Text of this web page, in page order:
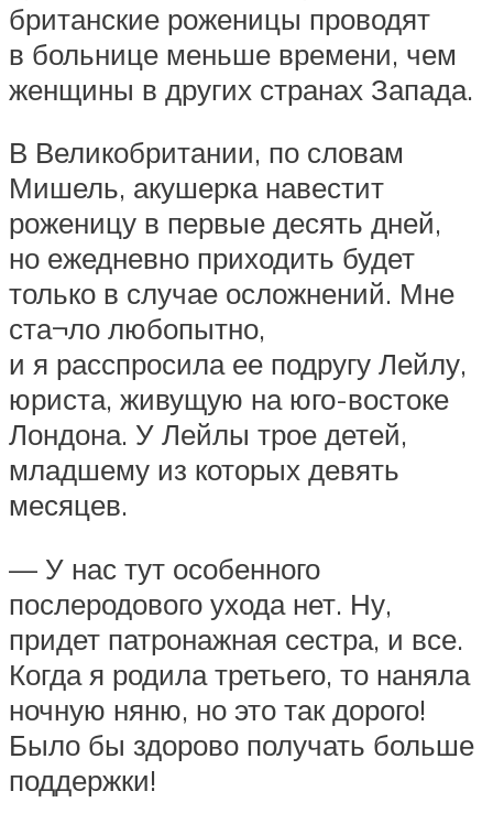
британские роженицы проводят
в больнице меньше времени, чем
женщины в других странах Запада.
В Великобритании, по словам
Мишель, акушерка навестит
роженицу в первые десять дней,
но ежедневно приходить будет
только в случае осложнений. Мне
ста¬ло любопытно,
и я расспросила ее подругу Лейлу,
юриста, живущую на юго-востоке
Лондона. У Лейлы трое детей,
младшему из которых девять
месяцев.
— У нас тут особенного
послеродового ухода нет. Ну,
придет патронажная сестра, и все.
Когда я родила третьего, то наняла
ночную няню, но это так дорого!
Было бы здорово получать больше
поддержки!